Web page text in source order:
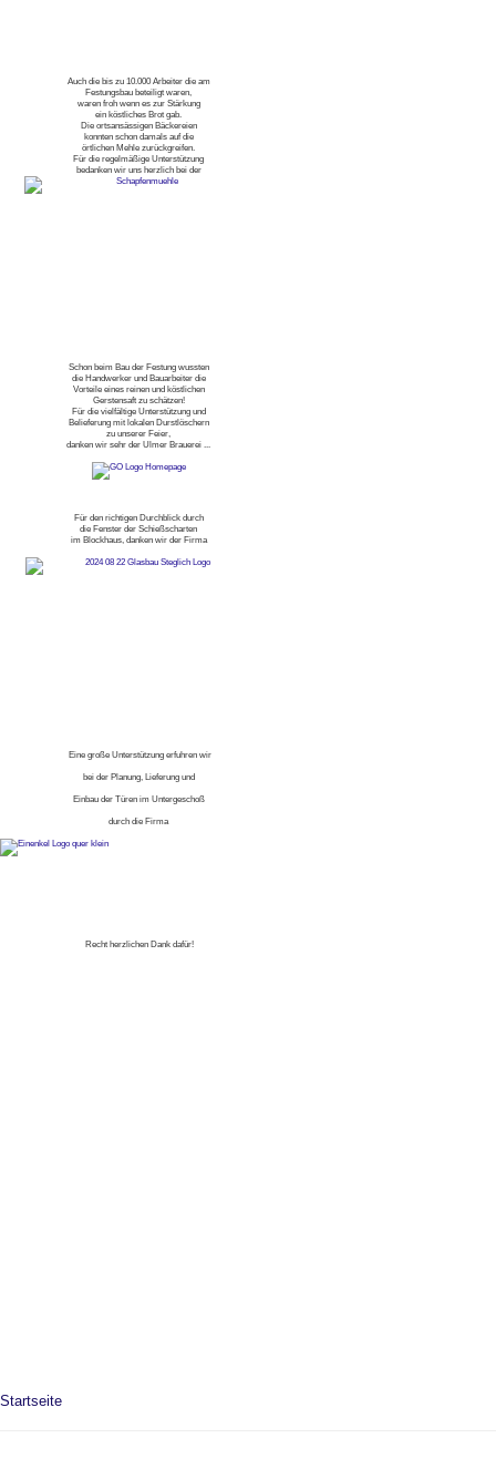
Auch die bis zu 10.000 Arbeiter die am
Festungsbau beteiligt waren,
waren froh wenn es zur Stärkung
ein köstliches Brot gab.
Die ortsansässigen Bäckereien
konnten schon damals auf die
örtlichen Mehle zurückgreifen.
Für die regelmäßige Unterstützung
bedanken wir uns herzlich bei der
Schon beim Bau der Festung wussten
die Handwerker und Bauarbeiter die
Vorteile eines reinen und köstlichen
Gerstensaft zu schätzen!
Für die vielfältige Unterstützung und
Belieferung mit lokalen Durstlöschern
zu unserer Feier,
danken wir sehr der Ulmer Brauerei ...
Für den richtigen Durchblick durch
die Fenster der Schießscharten
im Blockhaus, danken wir der Firma
Eine große Unterstützung erfuhren wir
bei der Planung, Lieferung und
Einbau der Türen im Untergeschoß
durch die Firma
Recht herzlichen Dank dafür!
Startseite